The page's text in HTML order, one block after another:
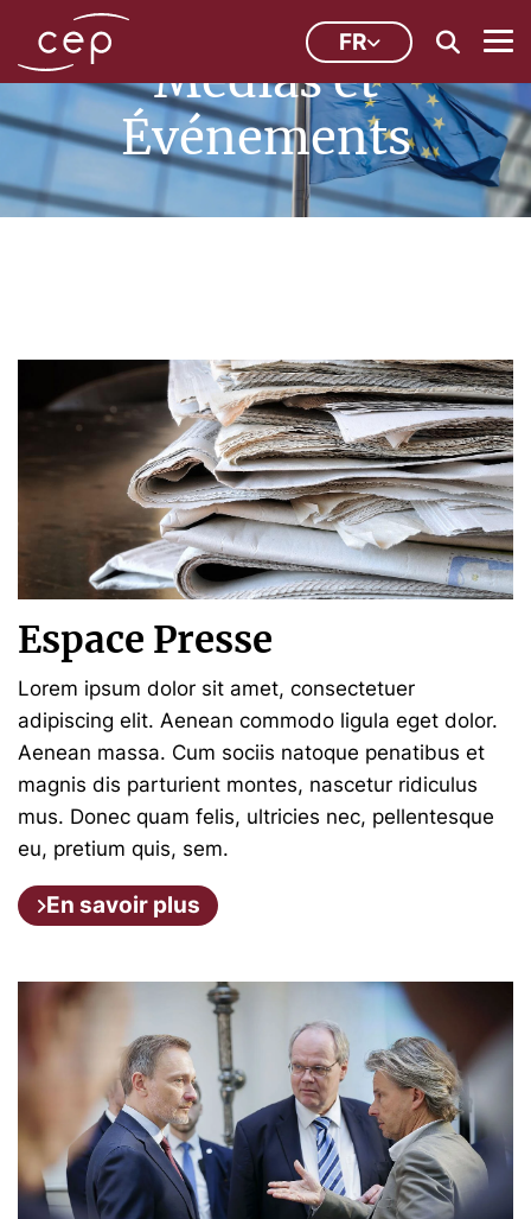
FR
Médias et
Événements
Espace Presse
Lorem ipsum dolor sit amet, consectetuer
adipiscing elit. Aenean commodo ligula eget dolor.
Aenean massa. Cum sociis natoque penatibus et
magnis dis parturient montes, nascetur ridiculus
mus. Donec quam felis, ultricies nec, pellentesque
eu, pretium quis, sem.
En savoir plus